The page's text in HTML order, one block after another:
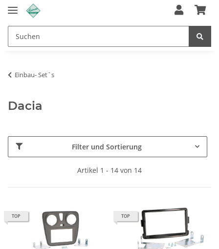
Einbau- Set`s
Dacia
Filter und Sortierung
Artikel 1 - 14 von 14
TOP TOP